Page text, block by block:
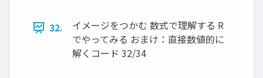
32.
イメージをつかむ 数式で理解する R
でやってみる おまけ：直接数値的に
解くコード 32/34